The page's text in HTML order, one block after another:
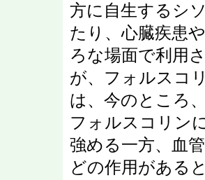
方に自生するシ
たり、心臓疾患
ろな場面で利用
が、フォルスコ
は、今のところ
フォルスコリン
強める一方、血
どの作用がある